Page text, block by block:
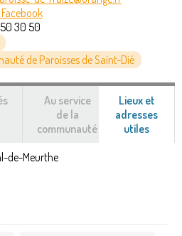
30 50
de Paroisses de Saint-Dié
Au service
de la
communauté
Lieux et
adresses
utiles
actif)
de-Meurthe